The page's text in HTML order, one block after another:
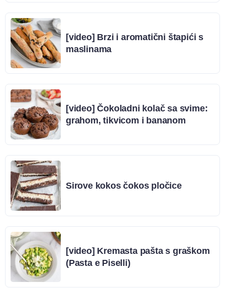
[video] Brzi i aromatični štapići s
maslinama
[video] Čokoladni kolač sa svime:
grahom, tikvicom i bananom
Sirove kokos čokos pločice
[video] Kremasta pašta s graškom
(Pasta e Piselli)